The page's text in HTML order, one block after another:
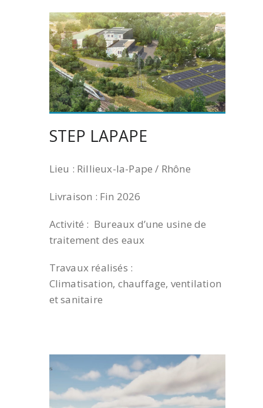
STEP LAPAPE
Lieu : Rillieux-la-Pape / Rhône
Livraison : Fin 2026
Activité : Bureaux d’une usine de
traitement des eaux
Travaux réalisés :
Climatisation, chauffage, ventilation
et sanitaire